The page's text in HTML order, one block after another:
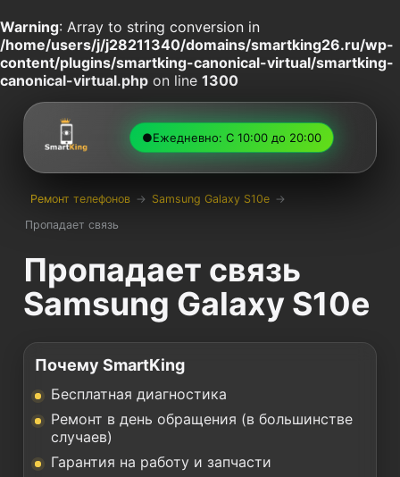
Warning: Array to string conversion in
/home/users/j/j28211340/domains/smartking26.ru/wp-
content/plugins/smartking-canonical-virtual/smartking-
canonical-virtual.php on line 1300
●Ежедневно: С 10:00 до 20:00
Ремонт телефонов → Samsung Galaxy S10e →
Пропадает связь
Пропадает связь
Samsung Galaxy S10e
Почему SmartKing
Бесплатная диагностика
Ремонт в день обращения (в большинстве
случаев)
Гарантия на работу и запчасти